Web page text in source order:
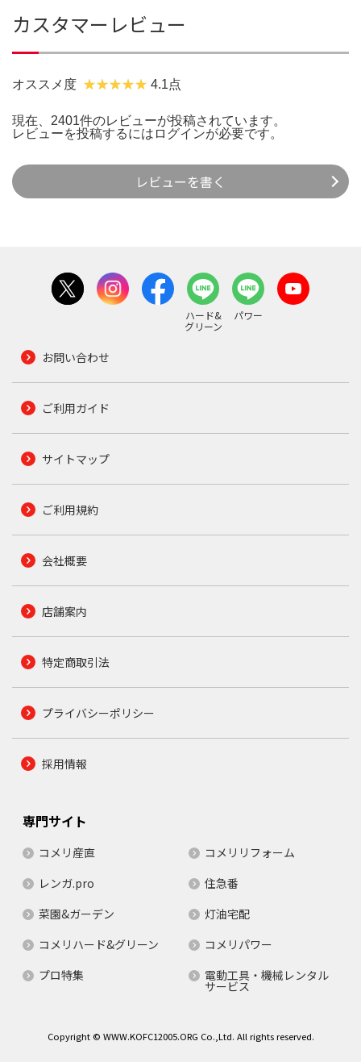
カスタマーレビュー
オススメ度 4.1点
現在、2401件のレビューが投稿されています。
レビューを投稿するには ログインが必要です。
レビューを書く
ハード&
グリーン
パワー
お問い合わせ
ご利用ガイド
サイトマップ
ご利用規約
会社概要
店舗案内
特定商取引法
プライバシーポリシー
採用情報
専門サイト
コメリ産直
コメリリフォーム
レンガ.pro
住急番
菜園&ガーデン
灯油宅配
コメリハード&グリーン
コメリパワー
プロ特集
電動工具・機械レンタル
サービス
Copyright © WWW.KOFC12005.ORG Co.,Ltd. All rights reserved.